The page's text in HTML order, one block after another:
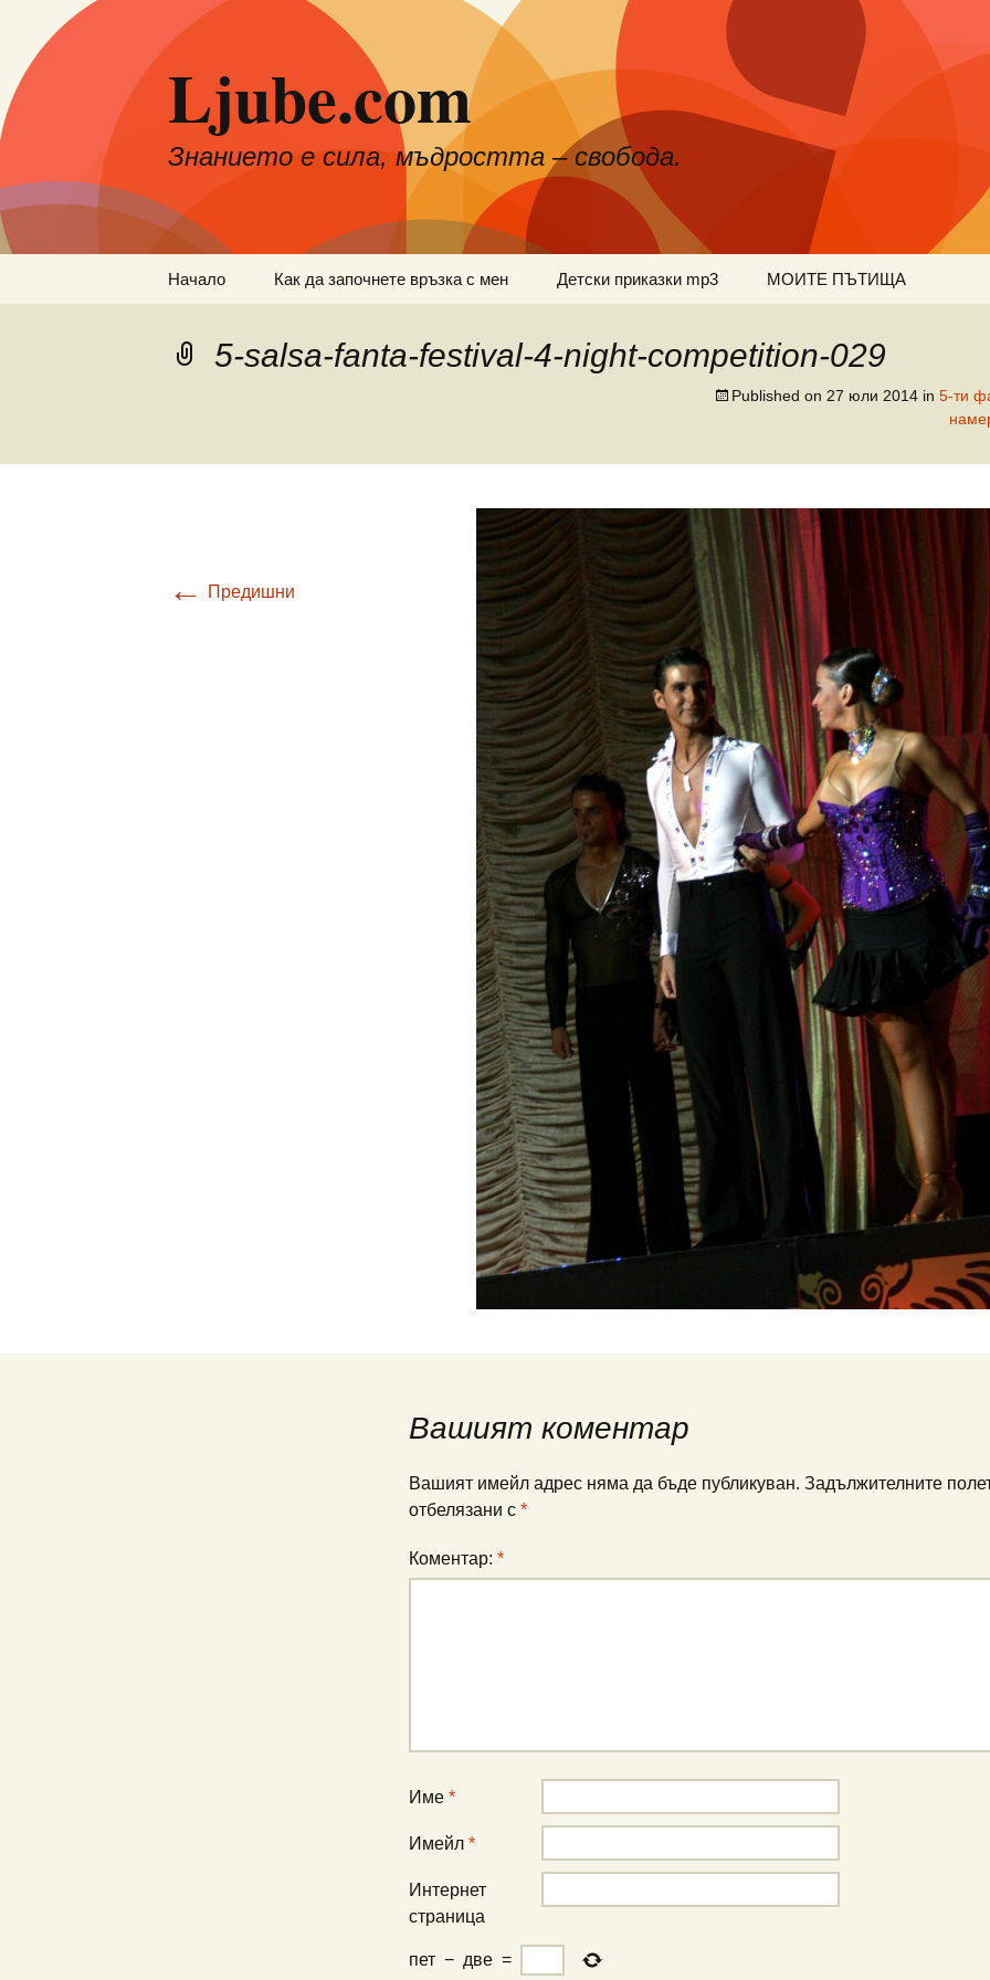
съдържанието
Ljube.com
Знанието е сила, мъдростта – свобода.
Начало Как да започнете връзка с мен Детски приказки mp3 МОИТЕ ПЪТИЩА
5-salsa-fanta-festival-4-night-competition-029
Published on 27 юли 2014 in 5-ти
← Предишни
Вашият коментар
Вашият имейл адрес няма да бъде публикуван. Задължителните
отбелязани с *
Коментар: *
Име *
Имейл *
Интернет
страница
пет − две =